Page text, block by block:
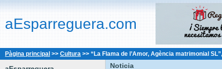
aEsparreguera.com
Pàgina principal >> Cultura >> “La Flama de l’Amor, Agència matrimonial
Noticia